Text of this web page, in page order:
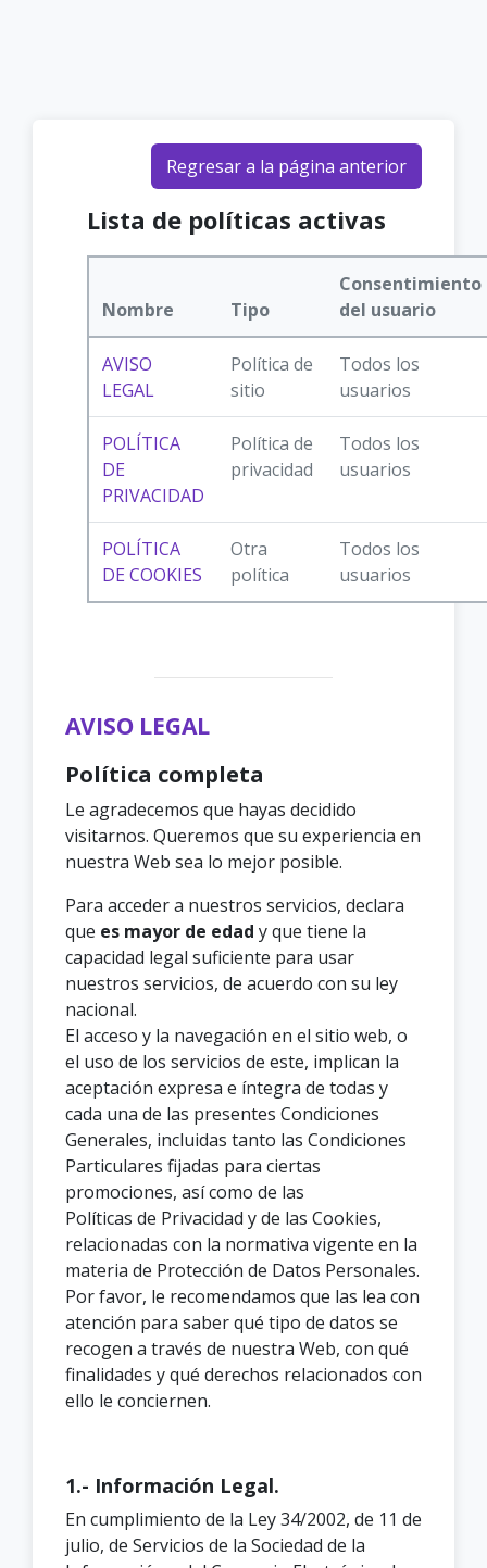
Regresar a la página anterior
Lista de políticas activas
Nombre Tipo
Consentimiento
del usuario
AVISO
LEGAL
Política de
sitio
Todos los
usuarios
POLÍTICA
DE
PRIVACIDAD
Política de
privacidad
Todos los
usuarios
POLÍTICA
DE COOKIES
Otra
política
Todos los
usuarios
AVISO LEGAL
Política completa
Le agradecemos que hayas decidido
visitarnos. Queremos que su experiencia en
nuestra Web sea lo mejor posible.
Para acceder a nuestros servicios, declara
que es mayor de edad y que tiene la
capacidad legal suficiente para usar
nuestros servicios, de acuerdo con su ley
nacional.
El acceso y la navegación en el sitio web, o
el uso de los servicios de este, implican la
aceptación expresa e íntegra de todas y
cada una de las presentes Condiciones
Generales, incluidas tanto las Condiciones
Particulares fijadas para ciertas
promociones, así como de las
Políticas de Privacidad y de las Cookies,
relacionadas con la normativa vigente en la
materia de Protección de Datos Personales.
Por favor, le recomendamos que las lea con
atención para saber qué tipo de datos se
recogen a través de nuestra Web, con qué
finalidades y qué derechos relacionados con
ello le conciernen.
1.- Información Legal.
En cumplimiento de la Ley 34/2002, de 11 de
julio, de Servicios de la Sociedad de la